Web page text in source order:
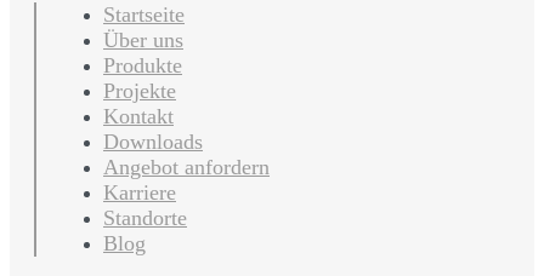
Startseite
Über uns
Produkte
Projekte
Kontakt
Downloads
Angebot anfordern
Karriere
Standorte
Blog